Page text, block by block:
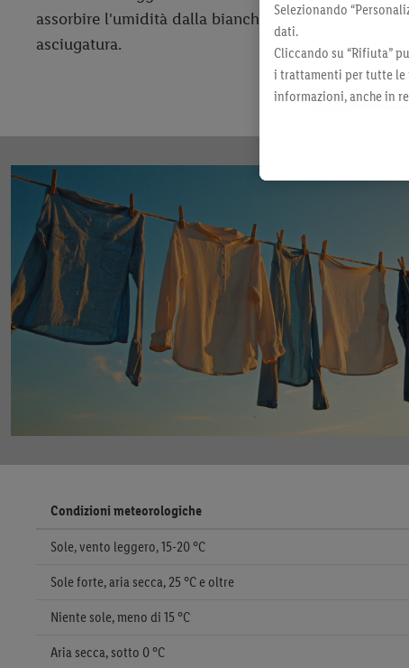
assorbire l'umidità dalla biancheria. Il bucato
asciugatura.
Condizioni meteorologiche
Sole, vento leggero, 15-20 °C
Sole forte, aria secca, 25 °C e oltre
Niente sole, meno di 15 °C
Aria secca, sotto 0 °C
Selezionando
dati.
Cliccando su “Rifiuta”
i trattamenti per tutte le
informazioni, anche in